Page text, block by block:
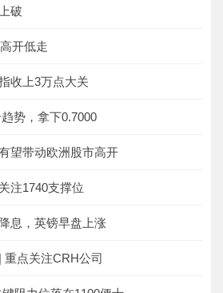
破
开低走
收上3万点大关
势，拿下0.7000
望带动欧洲股市高开
注1740支撑位
息，英镑早盘上涨
重点关注CRH公司